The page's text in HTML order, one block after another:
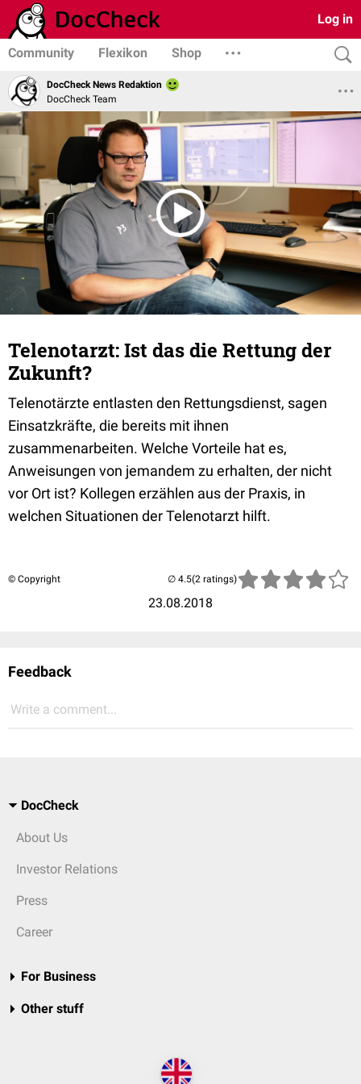
Log in
Community Flexikon Shop
DocCheck News Redaktion
DocCheck Team
Telenotarzt: Ist das die Rettung der
Zukunft?
Telenotärzte entlasten den Rettungsdienst, sagen
Einsatzkräfte, die bereits mit ihnen
zusammenarbeiten. Welche Vorteile hat es,
Anweisungen von jemandem zu erhalten, der nicht
vor Ort ist? Kollegen erzählen aus der Praxis, in
welchen Situationen der Telenotarzt hilft.
© Copyright
23.08.2018
(2 ratings)
Feedback
Write a comment...
DocCheck
About Us
Investor Relations
Press
Career
For Business
Other stuff